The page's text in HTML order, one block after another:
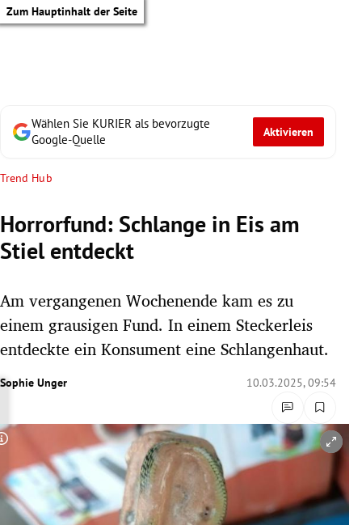
Zum Hauptinhalt der Seite
Untermenü
Untermenü
Untermenü
Untermenü
Wählen Sie KURIER als bevorzugte
Google-Quelle
Aktivieren
Trend Hub
Horrorfund: Schlange in Eis am
Stiel entdeckt
Am vergangenen Wochenende kam es zu
einem grausigen Fund. In einem Steckerleis
entdeckte ein Konsument eine Schlangenhaut.
Sophie Unger 10.03.2025, 09:54
Copyright-Hinweis öffnen/schließen